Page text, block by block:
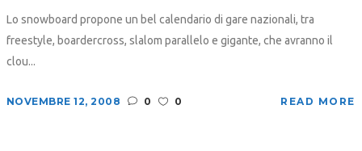
Lo snowboard propone un bel calendario di gare nazionali, tra
freestyle, boardercross, slalom parallelo e gigante, che avranno il
clou...
NOVEMBRE 12, 2008 0 0 READ MORE